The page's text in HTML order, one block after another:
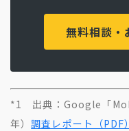
無料相談・
*1
出典：Google「
年）調査レポート（PDF）